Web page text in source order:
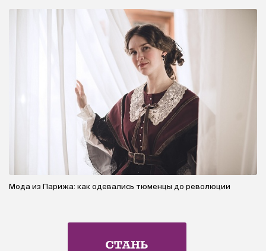
Мода из Парижа: как одевались тюменцы до революции